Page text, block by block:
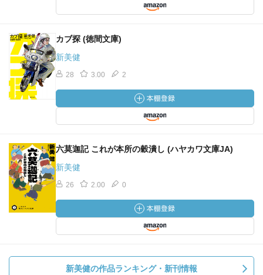
カブ探 (徳間文庫)
新美健
28 3.00 2
六莫迦記 これが本所の穀潰し (ハヤカワ文庫JA)
新美健
26 2.00 0
新美健の作品ランキング・新刊情報